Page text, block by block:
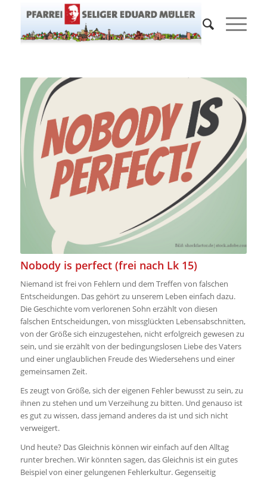
Nobody is perfect (frei nach Lk 15)
Niemand ist frei von Fehlern und dem Treffen von falschen
Entscheidungen. Das gehört zu unserem Leben einfach dazu.
Die Geschichte vom verlorenen Sohn erzählt von diesen
falschen Entscheidungen, von missglückten Lebensabschnitten,
von der Größe sich einzugestehen, nicht erfolgreich gewesen zu
sein, und sie erzählt von der bedingungslosen Liebe des Vaters
und einer unglaublichen Freude des Wiedersehens und einer
gemeinsamen Zeit.
Es zeugt von Größe, sich der eigenen Fehler bewusst zu sein, zu
ihnen zu stehen und um Verzeihung zu bitten. Und genauso ist
es gut zu wissen, dass jemand anderes da ist und sich nicht
verweigert.
Und heute? Das Gleichnis können wir einfach auf den Alltag
runter brechen. Wir könnten sagen, das Gleichnis ist ein gutes
Beispiel von einer gelungenen Fehlerkultur. Gegenseitig